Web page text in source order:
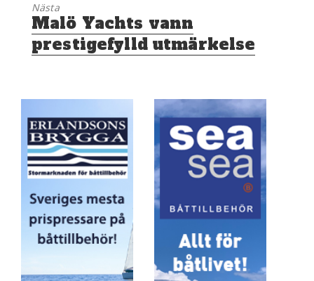
Nästa
Nästa
inlägg:
Malö Yachts vann
prestigefylld utmärkelse